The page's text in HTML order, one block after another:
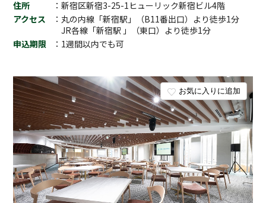
お気に入りに追加
住所
：新宿区新宿3-25-1ヒューリック新宿ビル4階
アクセス
：丸の内線「新宿駅」（B11番出口）より徒歩1分
JR各線「新宿駅 」（東口）より徒歩1分
申込期限
：1週間以内でも可